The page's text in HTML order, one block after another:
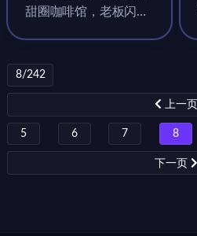
生版
甜圈咖啡馆，老板闪
8/242
上一页
5 6 7 8
下一页